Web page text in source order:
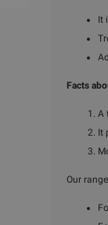
It
Facts
A
It
Our